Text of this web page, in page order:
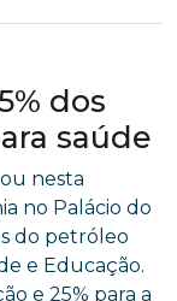
dos
saúde
nesta
no Palácio do
do petróleo
e Educação.
e 25% para a